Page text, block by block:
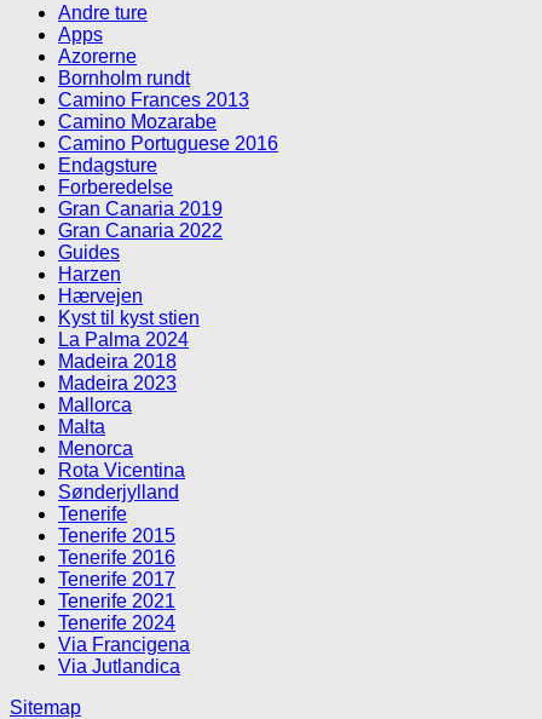
Andre ture
Apps
Azorerne
Bornholm rundt
Camino Frances 2013
Camino Mozarabe
Camino Portuguese 2016
Endagsture
Forberedelse
Gran Canaria 2019
Gran Canaria 2022
Guides
Harzen
Hærvejen
Kyst til kyst stien
La Palma 2024
Madeira 2018
Madeira 2023
Mallorca
Malta
Menorca
Rota Vicentina
Sønderjylland
Tenerife
Tenerife 2015
Tenerife 2016
Tenerife 2017
Tenerife 2021
Tenerife 2024
Via Francigena
Via Jutlandica
Sitemap